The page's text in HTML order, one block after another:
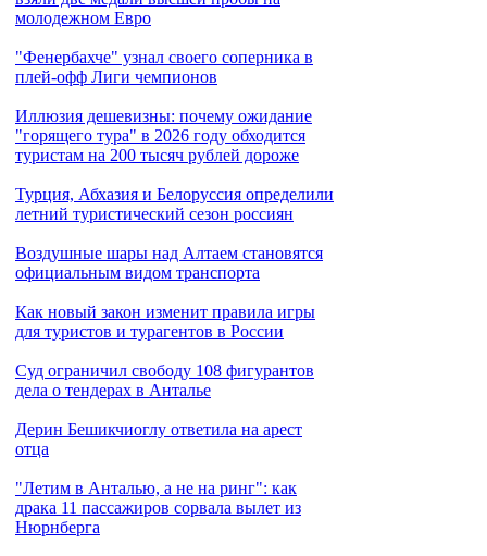
молодежном Евро
"Фенербахче" узнал своего соперника в
плей-офф Лиги чемпионов
Иллюзия дешевизны: почему ожидание
"горящего тура" в 2026 году обходится
туристам на 200 тысяч рублей дороже
Турция, Абхазия и Белоруссия определили
летний туристический сезон россиян
Воздушные шары над Алтаем становятся
официальным видом транспорта
Как новый закон изменит правила игры
для туристов и турагентов в России
Cуд ограничил свободу 108 фигурантов
дела о тендерах в Анталье
Дерин Бешикчиоглу ответила на арест
отца
"Летим в Анталью, а не на ринг": как
драка 11 пассажиров сорвала вылет из
Нюрнберга